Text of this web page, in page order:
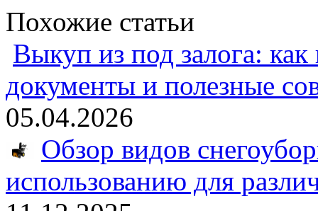
Похожие статьи
Выкуп из под залога:
документы и полезные
05.04.2026
Обзор видов
использованию для